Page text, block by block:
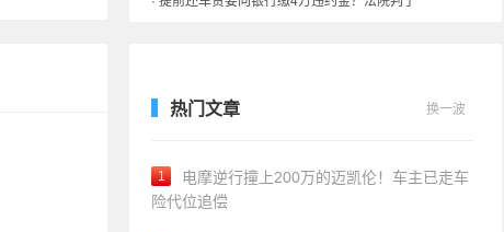
热门文章 换一波
1
电摩逆行撞上200万的迈凯伦！车主已走车
险代位追偿